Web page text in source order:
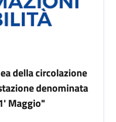
della circolazione
denominata
Maggio"